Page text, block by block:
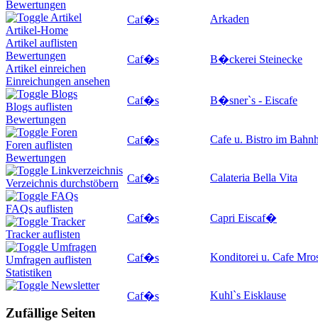
Bewertungen
Artikel
Artikel-Home
Artikel auflisten
Bewertungen
Artikel einreichen
Einreichungen ansehen
Blogs
Blogs auflisten
Bewertungen
Foren
Foren auflisten
Bewertungen
Linkverzeichnis
Verzeichnis durchstöbern
FAQs
FAQs auflisten
Tracker
Tracker auflisten
Umfragen
Umfragen auflisten
Statistiken
Newsletter
Zufällige Seiten
Caf�s Arkaden
Caf�s B�ckerei Steinecke
Caf�s B�sner`s - Eiscafe
Caf�s Cafe u. Bistro im
Caf�s Calateria Bella Vita
Caf�s Capri Eiscaf�
Caf�s Konditorei u. Cafe
Caf�s Kuhl`s Eisklause